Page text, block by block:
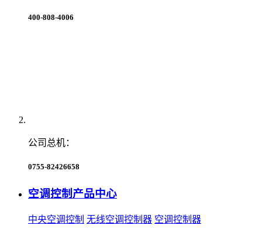
400-808-4006
公司总机：
0755-82426658
空调控制产品中心
中央空调控制 无线空调控制器 空调控制器